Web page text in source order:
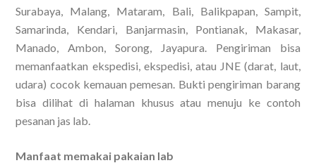
Surabaya, Malang, Mataram, Bali, Balikpapan, Sampit,
Samarinda, Kendari, Banjarmasin, Pontianak, Makasar,
Manado, Ambon, Sorong, Jayapura. Pengiriman bisa
memanfaatkan ekspedisi, ekspedisi, atau JNE (darat, laut,
udara) cocok kemauan pemesan. Bukti pengiriman barang
bisa dilihat di halaman khusus atau menuju ke contoh
pesanan jas lab.
Manfaat memakai pakaian lab